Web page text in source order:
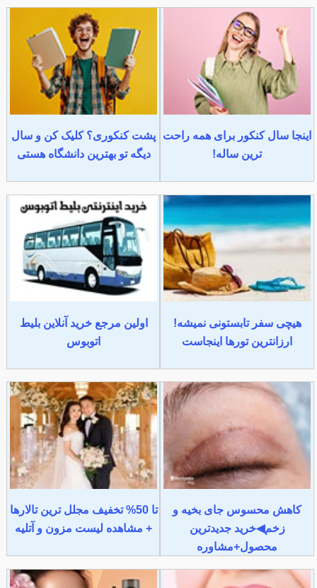
اینجا سال کنکور برای همه راحت
ترین ساله!
پشت کنکوری؟ کلیک کن و سال
دیگه تو بهترین دانشگاه هستی
هیچی سفر تابستونی نمیشه!
ارزانترین تورها اینجاست
اولین مرجع خرید آنلاین بلیط
اتوبوس
کاهش محسوس جای بخیه و
زخم◀خرید جدیدترین
محصول+مشاوره
تا 50% تخفیف مجلل ترین تالارها
+ مشاهده لیست مزون و آتلیه